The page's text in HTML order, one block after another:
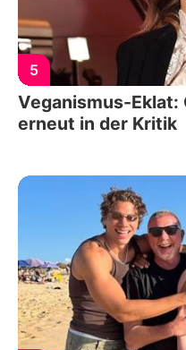
5
Veganismus-
erneut in der Kritik